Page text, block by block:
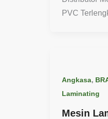
PVC
Angkasa,
Laminating
Mesin